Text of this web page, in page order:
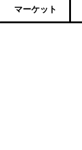
マーケット